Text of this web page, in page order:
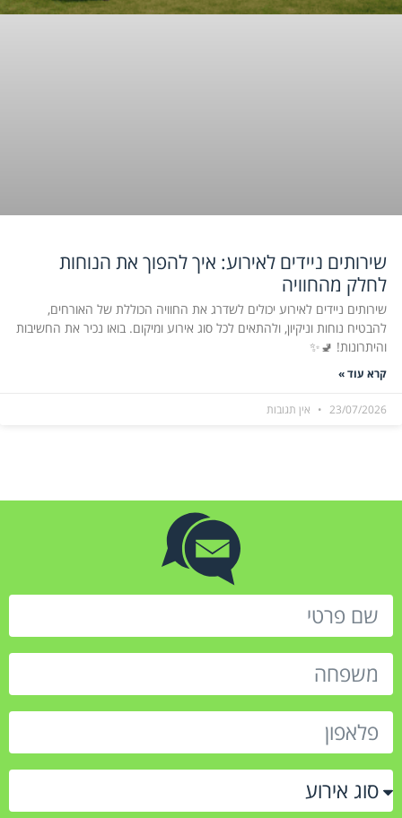
שירותים ניידים לאירוע: איך להפוך את הנוחות
לחלק מהחוויה
שירותים ניידים לאירוע יכולים לשדרג את החוויה הכוללת של האורחים,
להבטיח נוחות וניקיון, ולהתאים לכל סוג אירוע ומיקום. בואו נכיר את החשיבות
והיתרונות! 🚽✨
קרא עוד »
23/07/2026 אין תגובות